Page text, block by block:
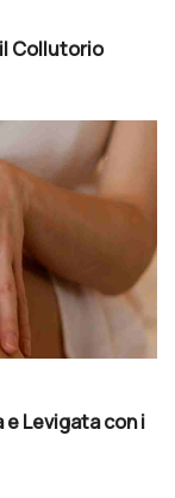
Collutorio
Levigata con i